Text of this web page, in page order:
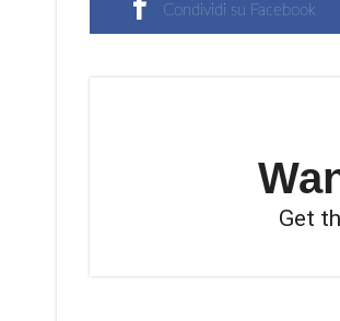
Condividi su Facebook
Get